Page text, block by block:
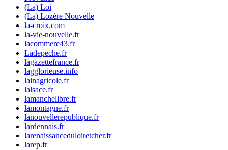
(La) Loi
(La) Lozère Nouvelle
la-croix.com
la-vie-nouvelle.fr
lacommere43.fr
Ladepeche.fr
lagazettefrance.fr
lagglorieuse.info
lainagricole.fr
lalsace.fr
lamanchelibre.fr
lamontagne.fr
lanouvellerepublique.fr
lardennais.fr
larenaissanceduloiretcher.fr
larep.fr